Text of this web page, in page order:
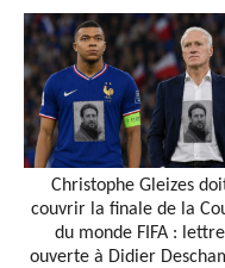
Christophe Gleizes
couvrir la finale de la
du monde FIFA : lettre
ouverte à Didier